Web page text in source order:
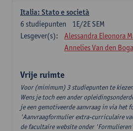
Italia: Stato e società
1E/2E SEM
6 studiepunten
Lesgever(s):
Alessandra Eleonora
Annelies Van den
Vrije ruimte
Voor (minimum) 3 studiepunten te
Wens je toch een ander
je een gemotiveerde aanvraag in via het
'Aanvraagformulier extra-curriculaire
de facultaire website onder